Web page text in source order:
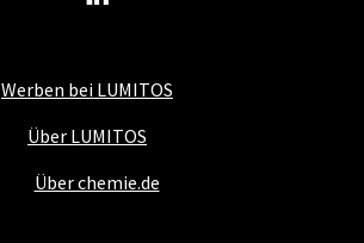
Werben bei LUMITOS
Über LUMITOS
Über chemie.de